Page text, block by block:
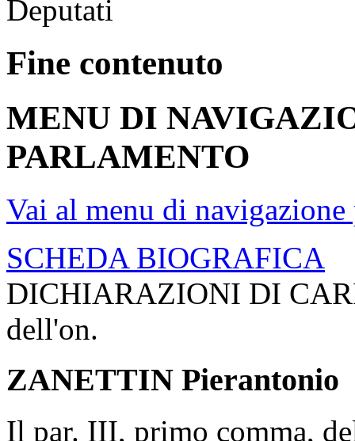
Deputati
Fine contenuto
MENU DI
PARLAMENTO
Vai al menu di
SCHEDA BIOGRAFICA
DICHIARAZIONI DI
dell'on.
ZANETTIN Pierantonio
Il par. III, primo comma,